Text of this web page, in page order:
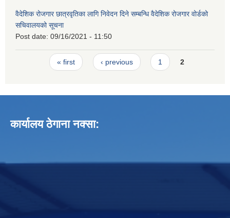
वैदेशिक रोजगार छात्रवृतिका लागि निवेदन दिने सम्बन्धि वैदेशिक रोजगार वोर्डको
सचिवालयको सूचना
Post date: 09/16/2021 - 11:50
Pages« first ‹ previous 1 2
कार्यालय ठेगाना नक्सा: